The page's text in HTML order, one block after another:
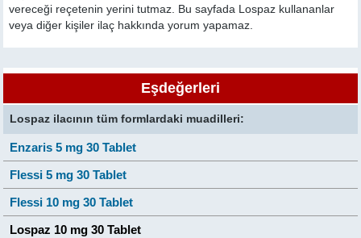
vereceği reçetenin yerini tutmaz. Bu sayfada Lospaz kullananlar
veya diğer kişiler ilaç hakkında yorum yapamaz.
Eşdeğerleri
Lospaz ilacının tüm formlardaki muadilleri:
Enzaris 5 mg 30 Tablet
Flessi 5 mg 30 Tablet
Flessi 10 mg 30 Tablet
Lospaz 10 mg 30 Tablet